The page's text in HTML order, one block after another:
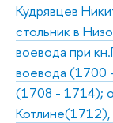
Кудрявцев
стольник в
воевода при
воевода (1700
(1708 - 1714);
Котлине(1712),